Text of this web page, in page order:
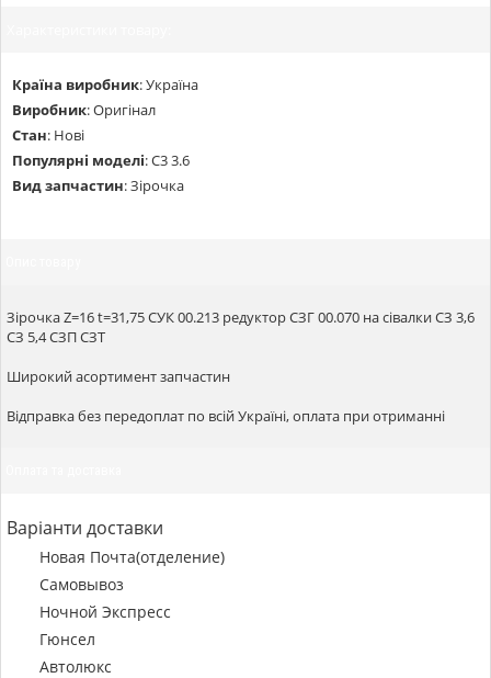
Країна виробник:Україна
Виробник:Оригінал
Стан: Нові
Популярні моделі:С3 3.6
Вид запчастин:Зірочка
Зірочка Z=16 t=31,75 СУК 00.213 редуктор СЗГ 00.070 на сівалки СЗ 3,6
СЗ 5,4 СЗП СЗТ
Широкий асортимент запчастин
Відправка без передоплат по всій Україні, оплата при отриманні
Варіанти доставки
Новая Почта(отделение)
Самовывоз
Ночной Экспресс
Гюнсел
Автолюкс